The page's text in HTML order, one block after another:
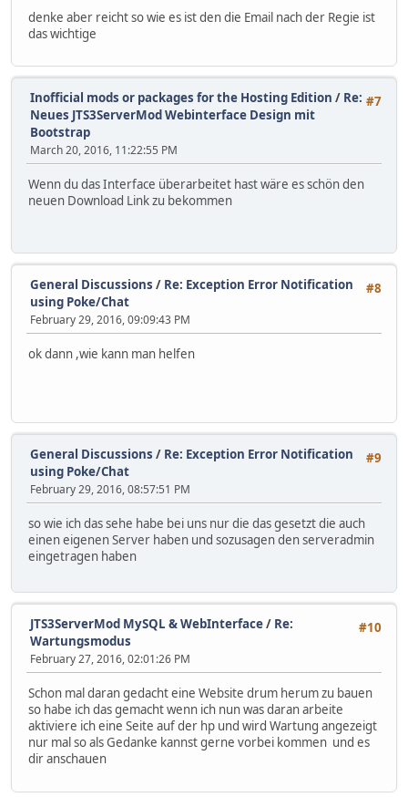
denke aber reicht so wie es ist den die Email nach der Regie ist
das wichtige
#7
Inofficial mods or packages for the Hosting Edition / Re:
Neues JTS3ServerMod Webinterface Design mit
Bootstrap
March 20, 2016, 11:22:55 PM
Wenn du das Interface überarbeitet hast wäre es schön den
neuen Download Link zu bekommen
#8
General Discussions / Re: Exception Error Notification
using Poke/Chat
February 29, 2016, 09:09:43 PM
ok dann ,wie kann man helfen
#9
General Discussions / Re: Exception Error Notification
using Poke/Chat
February 29, 2016, 08:57:51 PM
so wie ich das sehe habe bei uns nur die das gesetzt die auch
einen eigenen Server haben und sozusagen den serveradmin
eingetragen haben
#10
JTS3ServerMod MySQL & WebInterface/ Re:
Wartungsmodus
February 27, 2016, 02:01:26 PM
Schon mal daran gedacht eine Website drum herum zu bauen
so habe ich das gemacht wenn ich nun was daran arbeite
aktiviere ich eine Seite auf der hp und wird Wartung angezeigt
nur mal so als Gedanke kannst gerne vorbei kommen und es
dir anschauen